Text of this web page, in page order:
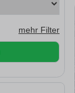
mehr Filter